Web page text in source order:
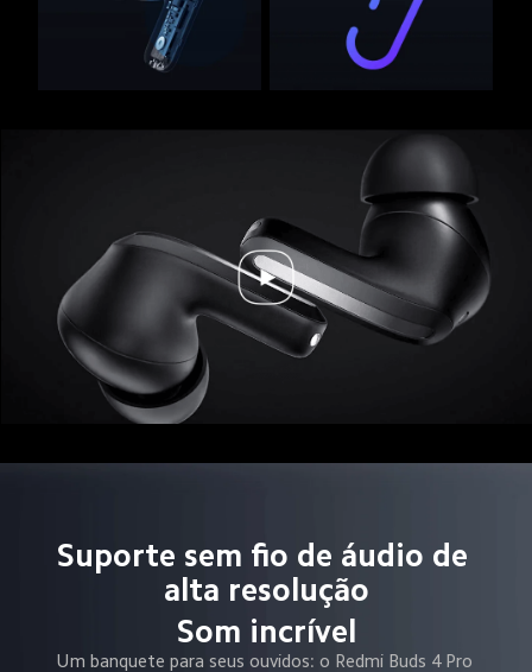
Suporte sem fio de áudio de
alta resolução
Som incrível
Um banquete para seus ouvidos: o Redmi Buds 4 Pro